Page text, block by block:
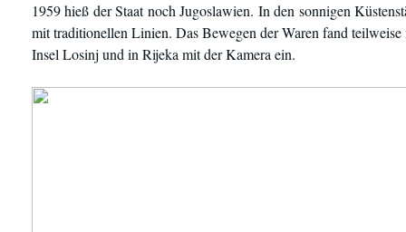
1959 hieß der Staat noch Jugoslawien. In den sonnigen
mit traditionellen Linien. Das Bewegen der Waren fand
Insel Losinj und in Rijeka mit der Kamera ein.